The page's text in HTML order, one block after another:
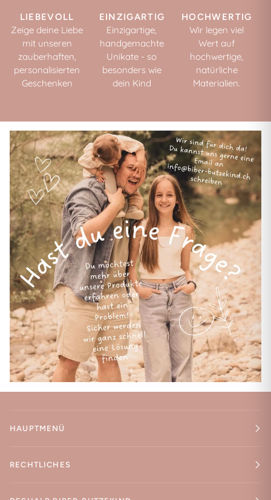
LIEBEVOLL
Zeige deine Liebe
mit unseren
zauberhaften,
personalisierten
Geschenken
EINZIGARTIG
Einzigartige,
handgemachte
Unikate - so
besonders wie
dein Kind
HOCHWERTIG
Wir legen viel
Wert auf
hochwertige,
natürliche
Materialien.
HAUPTMENÜ
RECHTLICHES